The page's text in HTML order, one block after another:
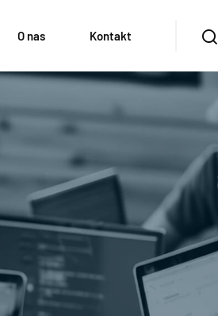
O nas Kontakt